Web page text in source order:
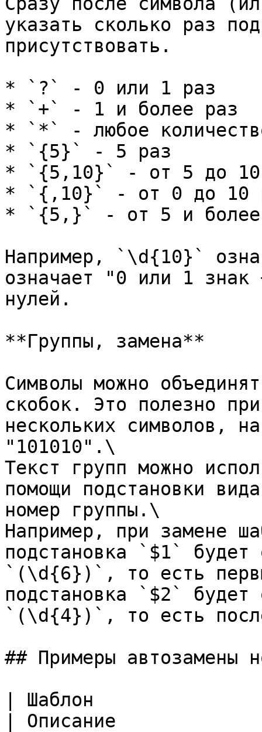
указать сколько раз
присутствовать.
* `?` - 0 или 1 раз
* `+` - 1 и более раз
* `*` - любое
* `{5}` - 5 раз
* `{5,10}` - от 5 до 10
* `{,10}` - от 0 до 10
* `{5,}` - от 5 и более
Например, `\d{10}`
означает "0 или 1
нулей.
**Группы, замена**
Символы можно
скобок. Это полезно
нескольких символов,
"101010".\
Текст групп можно
помощи подстановки
номер группы.\
Например, при замене
подстановка `$1` будет
`(\d{6})`, то есть
подстановка `$2` будет
`(\d{4})`, то есть
## Примеры автозамены
| Шаблон
| Описание